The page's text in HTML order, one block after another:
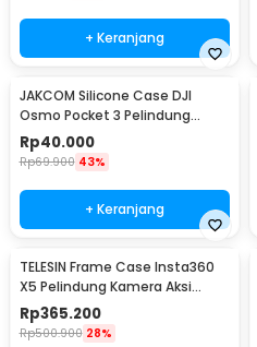
+ Keranjang
JAKCOM Silicone Case DJI
Osmo Pocket 3 Pelindung
Kamera Silikon - JK-30
Rp40.000
Rp69.900 43%
+ Keranjang
TELESIN Frame Case Insta360
X5 Pelindung Kamera Aksi
Cage Protection - S6-FMS-19-
TIS
Rp365.200
Rp500.900 28%